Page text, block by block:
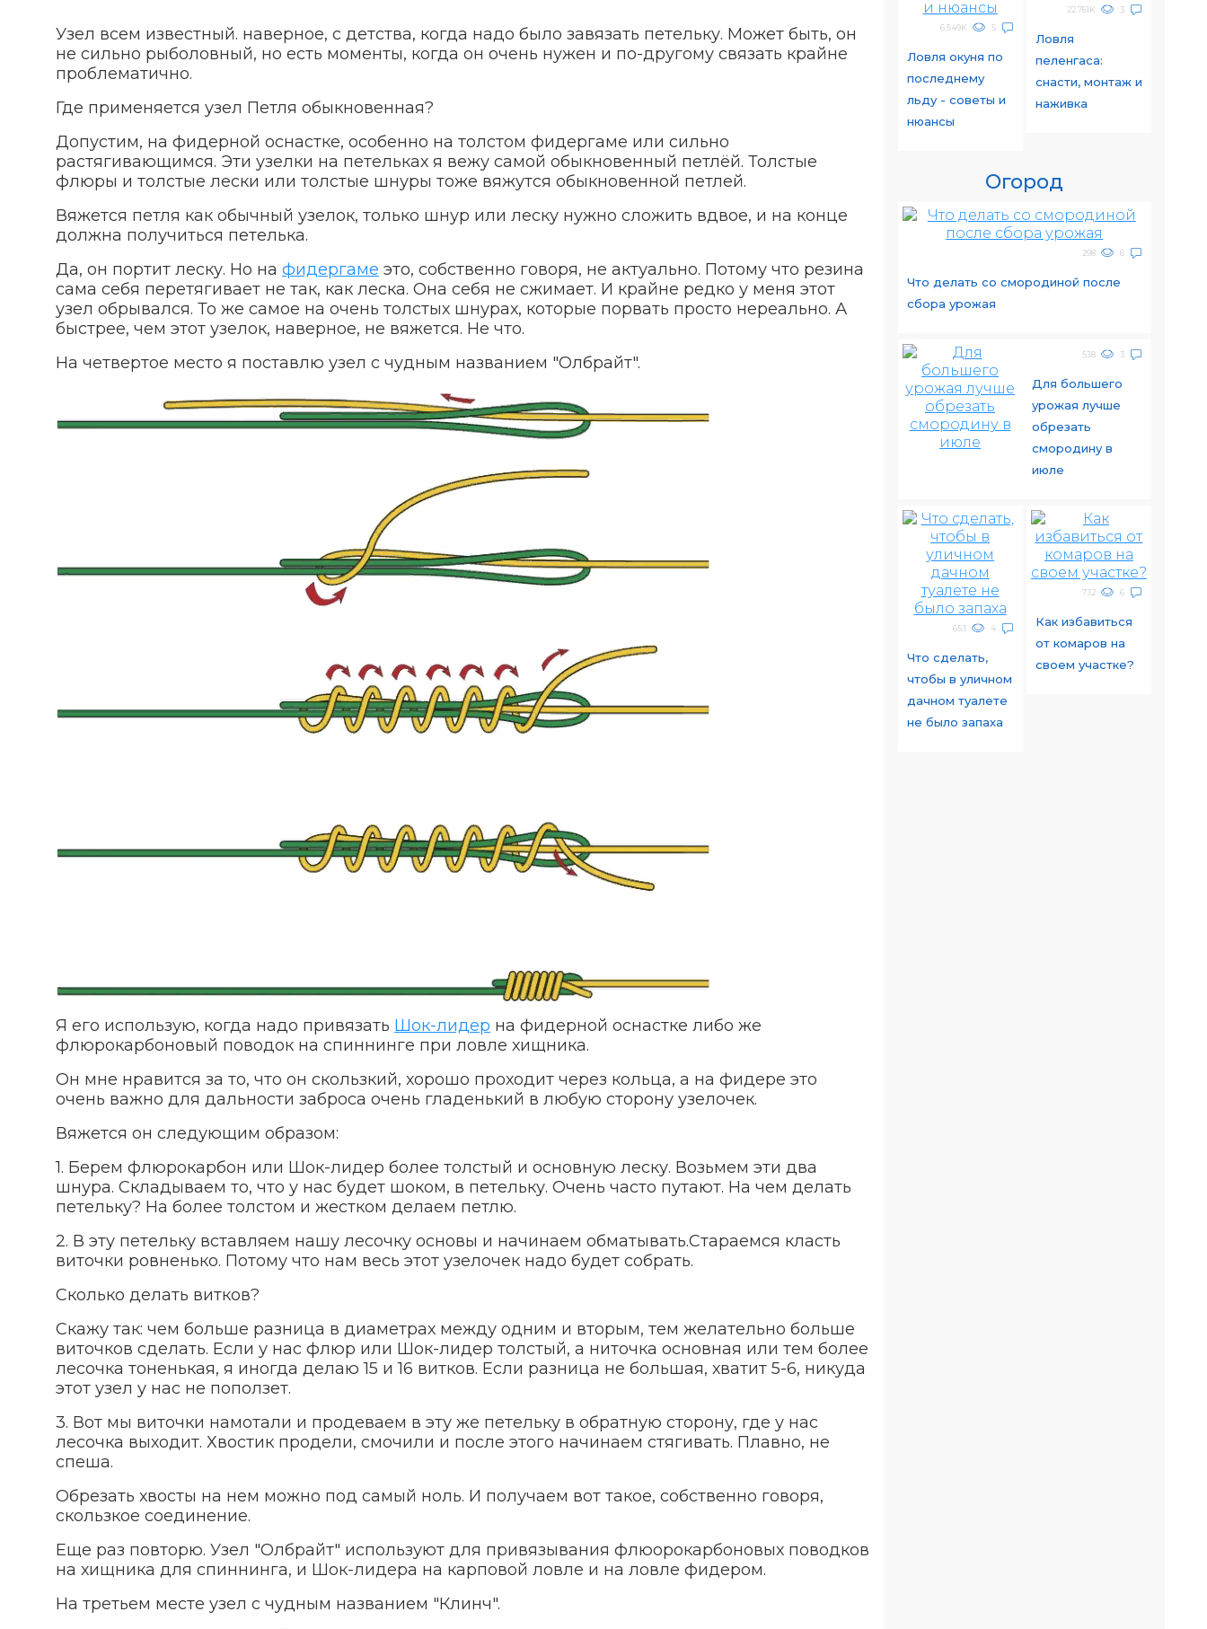
Узел всем известный. наверное, с детства, когда надо было завязать петельку. Может быть, он
не сильно рыболовный, но есть моменты, когда он очень нужен и по-другому связать крайне
проблематично.
Где применяется узел Петля обыкновенная?
Допустим, на фидерной оснастке, особенно на толстом фидергаме или сильно
растягивающимся. Эти узелки на петельках я вежу самой обыкновенный петлёй. Толстые
флюры и толстые лески или толстые шнуры тоже вяжутся обыкновенной петлей.
Вяжется петля как обычный узелок, только шнур или леску нужно сложить вдвое, и на конце
должна получиться петелька.
Да, он портит леску. Но на фидергаме это, собственно говоря, не актуально. Потому что резина
сама себя перетягивает не так, как леска. Она себя не сжимает. И крайне редко у меня этот
узел обрывался. То же самое на очень толстых шнурах, которые порвать просто нереально. А
быстрее, чем этот узелок, наверное, не вяжется. Не что.
На четвертое место я поставлю узел с чудным названием "Олбрайт".
Я его использую, когда надо привязать Шок-лидер на фидерной оснастке либо же
флюрокарбоновый поводок на спиннинге при ловле хищника.
Он мне нравится за то, что он скользкий, хорошо проходит через кольца, а на фидере это
очень важно для дальности заброса очень гладенький в любую сторону узелочек.
Вяжется он следующим образом:
1. Берем флюрокарбон или Шок-лидер более толстый и основную леску. Возьмем эти два
шнура. Складываем то, что у нас будет шоком, в петельку. Очень часто путают. На чем делать
петельку? На более толстом и жестком делаем петлю.
2. В эту петельку вставляем нашу лесочку основы и начинаем обматывать.Стараемся класть
виточки ровненько. Потому что нам весь этот узелочек надо будет собрать.
Сколько делать витков?
Скажу так: чем больше разница в диаметрах между одним и вторым, тем желательно больше
виточков сделать. Если у нас флюр или Шок-лидер толстый, а ниточка основная или тем более
лесочка тоненькая, я иногда делаю 15 и 16 витков. Если разница не большая, хватит 5-6, никуда
этот узел у нас не поползет.
3. Вот мы виточки намотали и продеваем в эту же петельку в обратную сторону, где у нас
лесочка выходит. Хвостик продели, смочили и после этого начинаем стягивать. Плавно, не
спеша.
Обрезать хвосты на нем можно под самый ноль. И получаем вот такое, собственно говоря,
скользкое соединение.
Еще раз повторю. Узел "Олбрайт" используют для привязывания флюорокарбоновых поводков
на хищника для спиннинга, и Шок-лидера на карповой ловле и на ловле фидером.
На третьем месте узел с чудным названием "Клинч".
6.549K 5
Ловля окуня по
последнему
льду - советы и
нюансы
22.761K 3
Ловля
пеленгаса:
снасти, монтаж и
наживка
Огород
298 6
Что делать со смородиной после
сбора урожая
538 3
Для большего
урожая лучше
обрезать
смородину в
июле
653 4
Что сделать,
чтобы в уличном
дачном туалете
не было запаха
732 6
Как избавиться
от комаров на
своем участке?